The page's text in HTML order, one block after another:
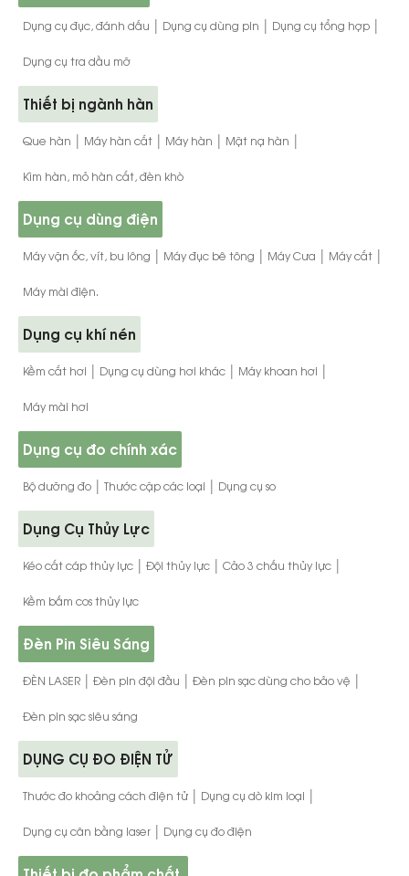
Dụng cụ đục, đánh dấu | Dụng cụ dùng pin | Dụng cụ tổng hợp |
Dụng cụ tra dầu mỡ
Thiết bị ngành hàn
Que hàn | Máy hàn cắt | Máy hàn | Mặt nạ hàn |
Kìm hàn, mỏ hàn cắt, đèn khò
Dụng cụ dùng điện
Máy vặn ốc, vít, bu lông | Máy đục bê tông | Máy Cưa | Máy cắt |
Máy mài điện.
Dụng cụ khí nén
Kềm cắt hơi | Dụng cụ dùng hơi khác | Máy khoan hơi |
Máy mài hơi
Dụng cụ đo chính xác
Bộ dưỡng đo | Thước cặp các loại | Dụng cụ so
Dụng Cụ Thủy Lực
Kéo cắt cáp thủy lực | Đội thủy lực | Cảo 3 chấu thủy lực |
Kềm bấm cos thủy lực
Đèn Pin Siêu Sáng
ĐÈN LASER | Đèn pin đội đầu | Đèn pin sạc dùng cho bảo vệ |
Đèn pin sạc siêu sáng
DỤNG CỤ ĐO ĐIỆN TỬ
Thước đo khoảng cách điện tử | Dụng cụ dò kim loại |
Dụng cụ cân bằng laser | Dụng cụ đo điện